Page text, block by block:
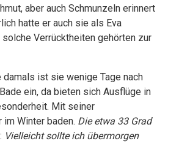
aber auch Schmunzeln erinnert
hatte er auch sie als Eva
Verrücktheiten gehörten zur
ist sie wenige Tage nach
ein, da bieten sich Ausflüge in
Mit seiner
Winter baden. Die etwa 33 Grad
Vielleicht sollte ich übermorgen